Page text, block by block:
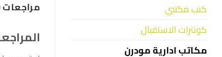
كنب مكتبي
كونترات الاستقبال
مكاتب ادارية مودرن
مراجعات